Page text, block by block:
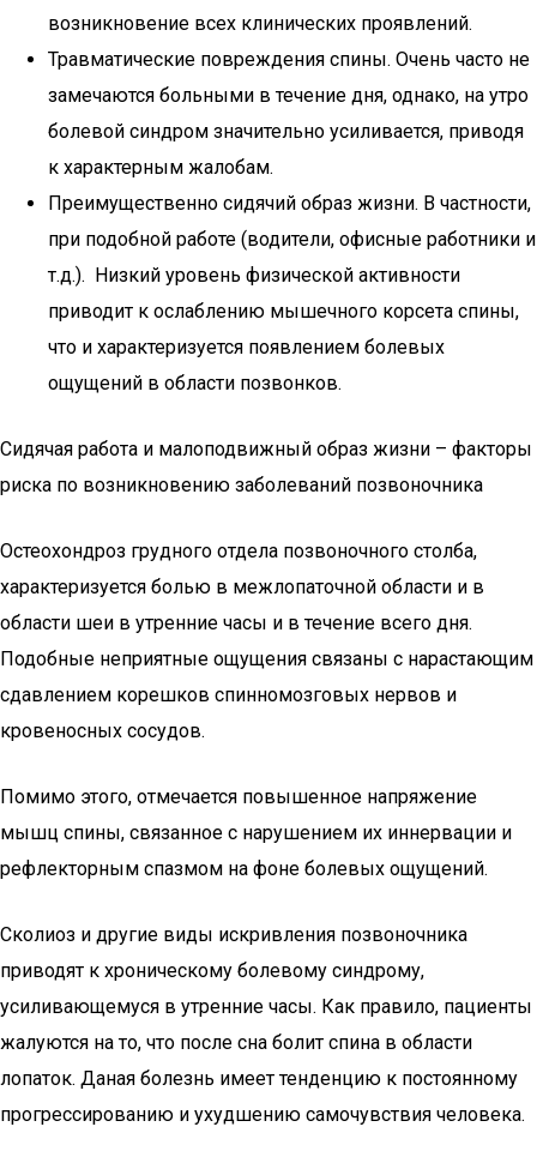
возникновение всех клинических проявлений.
Травматические повреждения спины. Очень часто не
замечаются больными в течение дня, однако, на утро
болевой синдром значительно усиливается, приводя
к характерным жалобам.
Преимущественно сидячий образ жизни. В частности,
при подобной работе (водители, офисные работники и
т.д.). Низкий уровень физической активности
приводит к ослаблению мышечного корсета спины,
что и характеризуется появлением болевых
ощущений в области позвонков.
Сидячая работа и малоподвижный образ жизни – факторы
риска по возникновению заболеваний позвоночника
Остеохондроз грудного отдела позвоночного столба,
характеризуется болью в межлопаточной области и в
области шеи в утренние часы и в течение всего дня.
Подобные неприятные ощущения связаны с нарастающим
сдавлением корешков спинномозговых нервов и
кровеносных сосудов.
Помимо этого, отмечается повышенное напряжение
мышц спины, связанное с нарушением их иннервации и
рефлекторным спазмом на фоне болевых ощущений.
Сколиоз и другие виды искривления позвоночника
приводят к хроническому болевому синдрому,
усиливающемуся в утренние часы. Как правило, пациенты
жалуются на то, что после сна болит спина в области
лопаток. Даная болезнь имеет тенденцию к постоянному
прогрессированию и ухудшению самочувствия человека.